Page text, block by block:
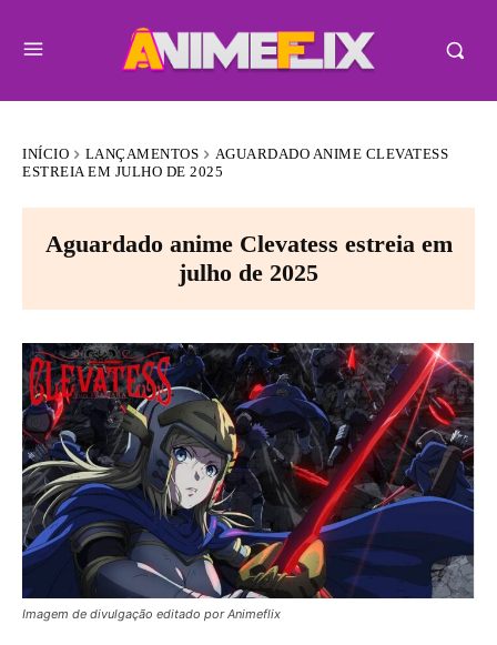
INÍCIO LANÇAMENTOS
AGUARDADO ANIME CLEVATESS
ESTREIA EM JULHO DE 2025
Aguardado anime Clevatess estreia em
julho de 2025
Imagem de divulgação editado por Animeflix